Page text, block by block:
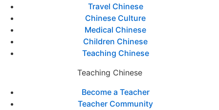
Travel Chinese
Chinese Culture
Medical Chinese
Children Chinese
Teaching Chinese
Teaching Chinese
Become a Teacher
Teacher Community